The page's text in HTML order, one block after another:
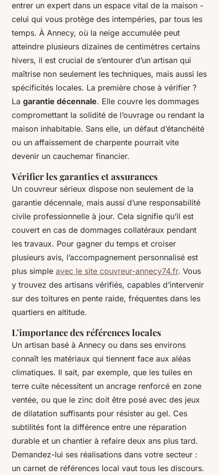
entrer un expert dans un espace vital de la maison -
celui qui vous protège des intempéries, par tous les
temps. À Annecy, où la neige accumulée peut
atteindre plusieurs dizaines de centimètres certains
hivers, il est crucial de s’entourer d’un artisan qui
maîtrise non seulement les techniques, mais aussi les
spécificités locales. La première chose à vérifier ?
La garantie décennale. Elle couvre les dommages
compromettant la solidité de l’ouvrage ou rendant la
maison inhabitable. Sans elle, un défaut d’étanchéité
ou un affaissement de charpente pourrait vite
devenir un cauchemar financier.
Vérifier les garanties et assurances
Un couvreur sérieux dispose non seulement de la
garantie décennale, mais aussi d’une responsabilité
civile professionnelle à jour. Cela signifie qu’il est
couvert en cas de dommages collatéraux pendant
les travaux. Pour gagner du temps et croiser
plusieurs avis, l’accompagnement personnalisé est
plus simple avec le site couvreur-annecy74.fr. Vous
y trouvez des artisans vérifiés, capables d’intervenir
sur des toitures en pente raide, fréquentes dans les
quartiers en altitude.
L’importance des références locales
Un artisan basé à Annecy ou dans ses environs
connaît les matériaux qui tiennent face aux aléas
climatiques. Il sait, par exemple, que les tuiles en
terre cuite nécessitent un ancrage renforcé en zone
ventée, ou que le zinc doit être posé avec des jeux
de dilatation suffisants pour résister au gel. Ces
subtilités font la différence entre une réparation
durable et un chantier à refaire deux ans plus tard.
Demandez-lui ses réalisations dans votre secteur :
un carnet de références local vaut tous les discours.